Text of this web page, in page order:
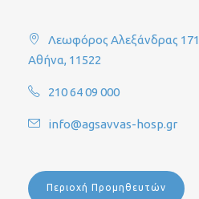
Λεωφόρος Αλεξάνδρας 171
Αθήνα, 11522
210 64 09 000
info@agsavvas-hosp.gr
Περιοχή Προμηθευτών